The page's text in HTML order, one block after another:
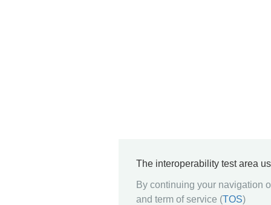
The interoperability test area
By continuing your navigation
and term of service (TOS)